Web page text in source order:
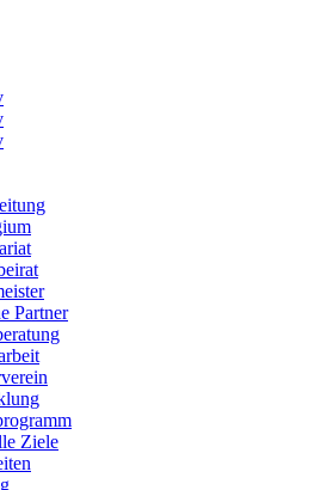
Partner
Ziele